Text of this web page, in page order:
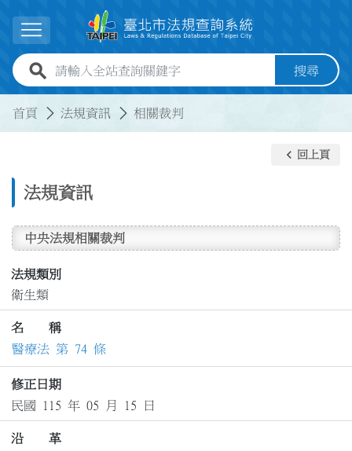
展開選單
全站查詢關鍵字欄位 搜尋
首頁 法規資訊 相關裁判
法規資訊
keyboard_arrow_left 回上頁
中央法規相關裁判
法規類別
衛生類
名 稱
醫療法 第 74 條
修正日期
民國 115 年 05 月 15 日
沿 革